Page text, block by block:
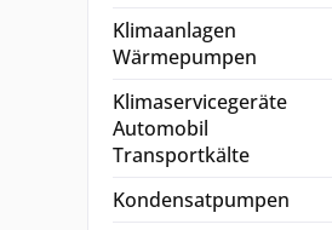
Klimaanlagen
Wärmepumpen
Klimaservicegeräte
Automobil
Transportkälte
Kondensatpumpen